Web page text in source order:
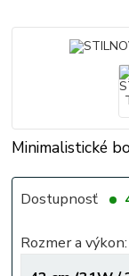
Minimalistické
Dostupnosť
Rozmer a výkon: